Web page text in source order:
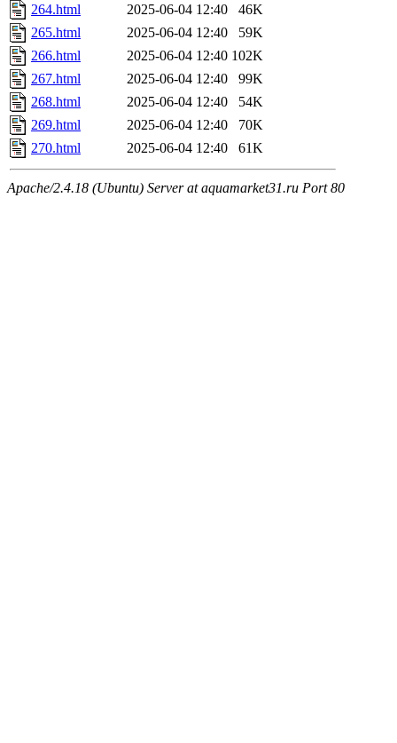
264.html
2025-06-04 12:40
46K
265.html
2025-06-04 12:40
59K
266.html
2025-06-04 12:40 102K
267.html
2025-06-04 12:40
99K
268.html
2025-06-04 12:40
54K
269.html
2025-06-04 12:40
70K
270.html
2025-06-04 12:40 61K
Apache/2.4.18 (Ubuntu) Server at aquamarket31.ru Port 80